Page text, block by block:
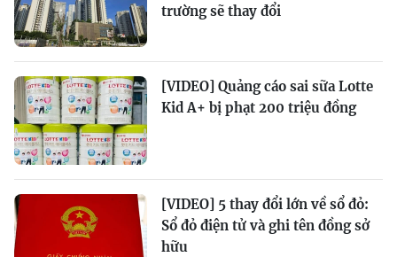
trường sẽ thay đổi
[VIDEO] Quảng cáo sai sữa Lotte
Kid A+ bị phạt 200 triệu đồng
[VIDEO] 5 thay đổi lớn về sổ đỏ:
Sổ đỏ điện tử và ghi tên đồng sở
hữu